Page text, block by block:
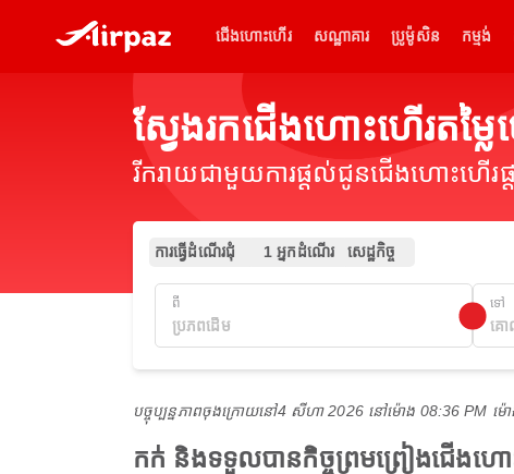
ជើងហោះហើរ សណ្ឋាគារ ប្រូម៉ូសិន កម្មង់
ស្វែងរកជើងហោះហើរតម្
រីករាយជាមួយការផ្តល់ជូនជើងហោះហើរ
ការធ្វើដំណើរជុំ 1 អ្នកដំណើរ សេដ្ឋកិច្ច
ពី ទៅ
បច្ចុប្បន្នភាពចុងក្រោយនៅ4 សីហា 2026 នៅ​ម៉ោង 08:36 PM ម៉
កក់ និងទទួលបានកិច្ចព្រមព្រៀងជើង